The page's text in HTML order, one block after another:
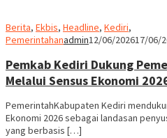
Berita, Ekbis, Headline, Kediri,
Pemerintahanadmin12/06/202617/06/
Pemkab Kediri Dukung
Melalui Sensus Ekonomi
PemerintahKabupaten Kediri
Ekonomi 2026 sebagai landasan
yang berbasis […]